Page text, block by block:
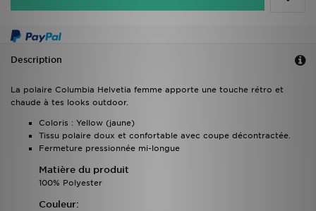
Description
La polaire Columbia Helvetia femme apporte une touche rétro et
chaude à tes looks outdoor.
Coloris : Yellow (jaune)
Tissu polaire doux et confortable avec coupe décontractée.
Fermeture pressionnée mi-longue
Matière du produit
100% Polyester
Couleur: